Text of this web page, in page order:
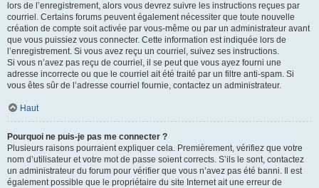
lors de l’enregistrement, alors vous devrez suivre les instructions reçues par
courriel. Certains forums peuvent également nécessiter que toute nouvelle
création de compte soit activée par vous-même ou par un administrateur avant
que vous puissiez vous connecter. Cette information est indiquée lors de
l’enregistrement. Si vous avez reçu un courriel, suivez ses instructions.
Si vous n’avez pas reçu de courriel, il se peut que vous ayez fourni une
adresse incorrecte ou que le courriel ait été traité par un filtre anti-spam. Si
vous êtes sûr de l’adresse courriel fournie, contactez un administrateur.
Haut
Pourquoi ne puis-je pas me connecter ?
Plusieurs raisons pourraient expliquer cela. Premièrement, vérifiez que votre
nom d’utilisateur et votre mot de passe soient corrects. S’ils le sont, contactez
un administrateur du forum pour vérifier que vous n’avez pas été banni. Il est
également possible que le propriétaire du site Internet ait une erreur de